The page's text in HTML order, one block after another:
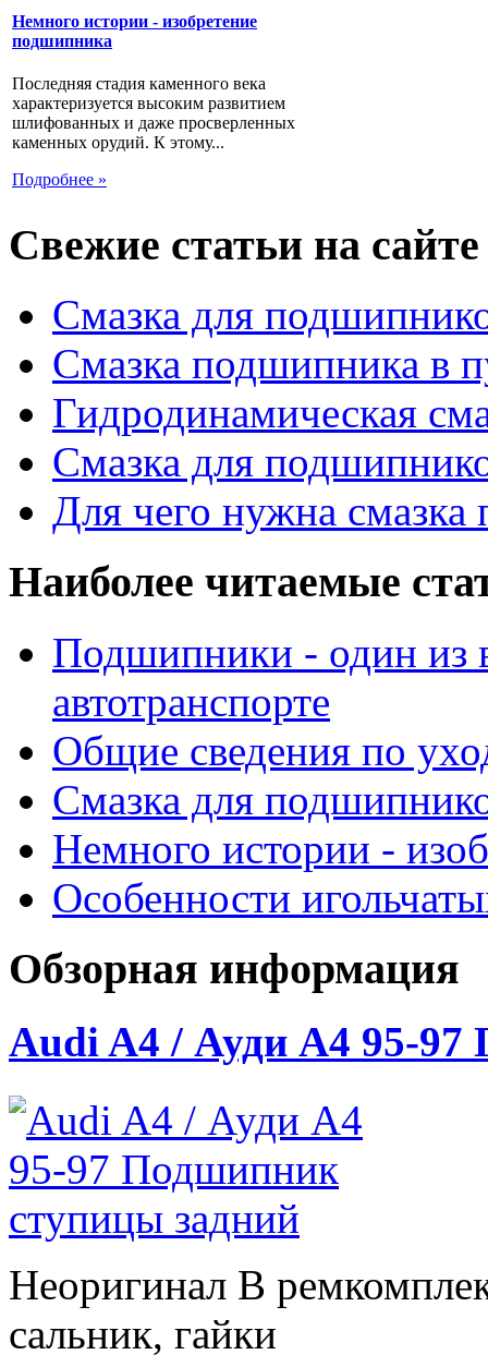
Немного истории - изобретение
подшипника
Последняя стадия каменного века
характеризуется высоким развитием
шлифованных и даже просверленных
каменных орудий. К этому...
Подробнее »
Свежие статьи на сайте
Смазка для
Смазка подшипника в
Гидродинамическая
Смазка для
Для чего нужна
Наиболее читаемые
Подшипники - один из
автотранспорте
Общие сведения по
Смазка для
Немного истории -
Особенности
Обзорная информация
Audi A4 / Ауди А4 95-97
Неоригинал В
сальник, гайки